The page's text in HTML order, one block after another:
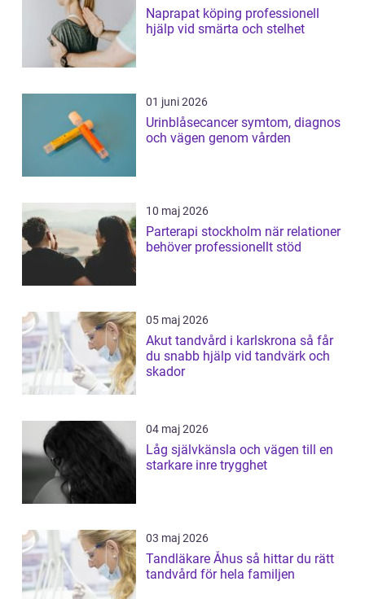
Naprapat köping professionell
hjälp vid smärta och stelhet
01 juni 2026
Urinblåsecancer symtom, diagnos
och vägen genom vården
10 maj 2026
Parterapi stockholm när relationer
behöver professionellt stöd
05 maj 2026
Akut tandvård i karlskrona så får
du snabb hjälp vid tandvärk och
skador
04 maj 2026
Låg självkänsla och vägen till en
starkare inre trygghet
03 maj 2026
Tandläkare Åhus så hittar du rätt
tandvård för hela familjen